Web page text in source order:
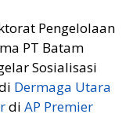
Pengelolaan
PT Batam
Sosialisasi
Dermaga Utara
di AP Premier